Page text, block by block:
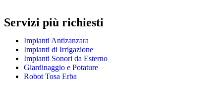
Servizi più richiesti
Impianti Antizanzara
Impianti di Irrigazione
Impianti Sonori da Esterno
Giardinaggio e Potature
Robot Tosa Erba